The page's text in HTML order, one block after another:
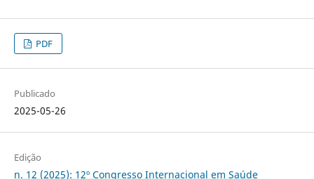
PDF
Publicado
2025-05-26
Edição
n. 12 (2025): 12º Congresso Internacional em Saúde